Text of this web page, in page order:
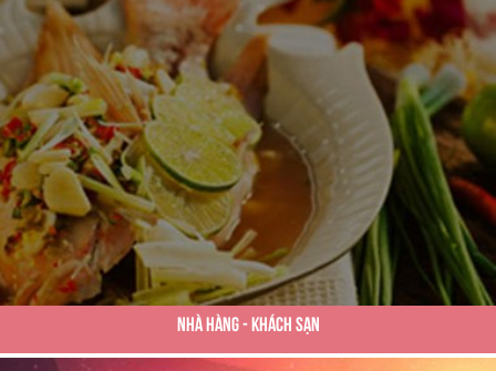
Nhà Hàng - Khách Sạn